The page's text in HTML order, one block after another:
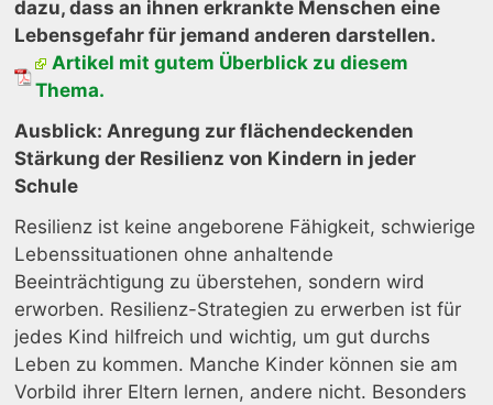
dazu, dass an ihnen erkrankte Menschen eine
Lebensgefahr für jemand anderen darstellen.
Artikel mit gutem Überblick zu diesem
Thema.
Ausblick: Anregung zur flächendeckenden
Stärkung der Resilienz von Kindern in jeder
Schule
Resilienz ist keine angeborene Fähigkeit, schwierige
Lebenssituationen ohne anhaltende
Beeinträchtigung zu überstehen, sondern wird
erworben. Resilienz-Strategien zu erwerben ist für
jedes Kind hilfreich und wichtig, um gut durchs
Leben zu kommen. Manche Kinder können sie am
Vorbild ihrer Eltern lernen, andere nicht. Besonders